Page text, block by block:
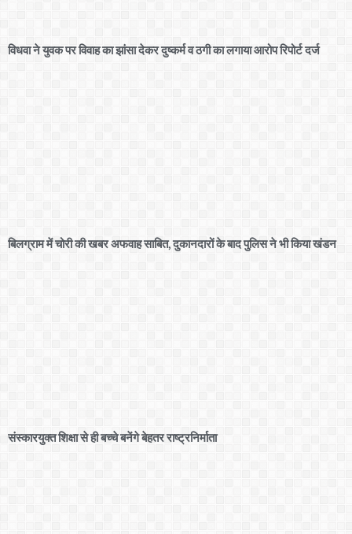
विधवा ने युवक पर विवाह का झांसा देकर दुष्कर्म व ठगी का लगाया आरोप रिपोर्ट दर्ज
बिलग्राम में चोरी की खबर अफवाह साबित, दुकानदारों के बाद पुलिस ने भी किया खंडन
संस्कारयुक्त शिक्षा से ही बच्चे बनेंगे बेहतर राष्ट्रनिर्माता